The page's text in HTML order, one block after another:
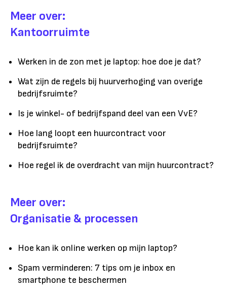
Meer over:
Kantoorruimte
Werken in de zon met je laptop: hoe doe je dat?
Wat zijn de regels bij huurverhoging van overige
bedrijfsruimte?
Is je winkel- of bedrijfspand deel van een VvE?
Hoe lang loopt een huurcontract voor
bedrijfsruimte?
Hoe regel ik de overdracht van mijn huurcontract?
Meer over:
Organisatie & processen
Hoe kan ik online werken op mijn laptop?
Spam verminderen: 7 tips om je inbox en
smartphone te beschermen